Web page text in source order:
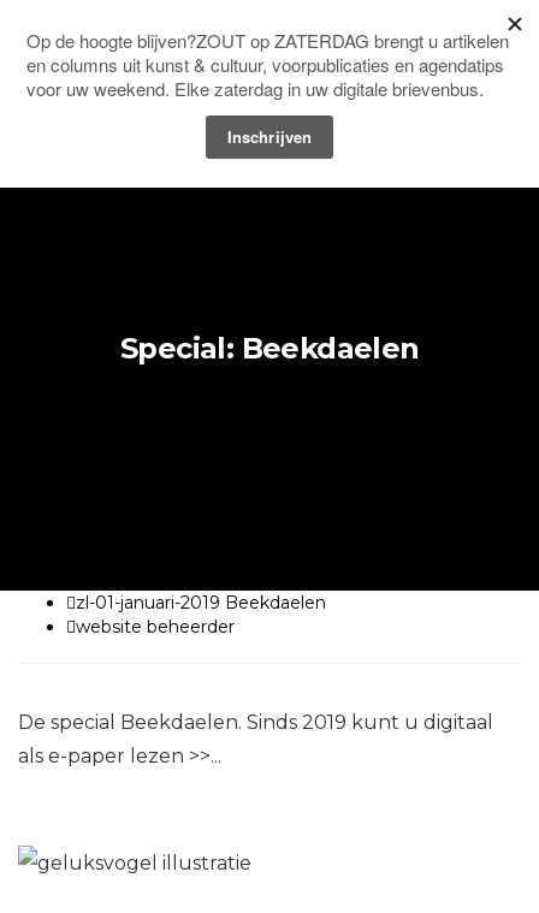
HOME UNCATEGORIZED
Special: Beekdaelen
zl-01-januari-2019 Beekdaelen
website beheerder
De special Beekdaelen. Sinds 2019 kunt u digitaal
als e-paper lezen >>...